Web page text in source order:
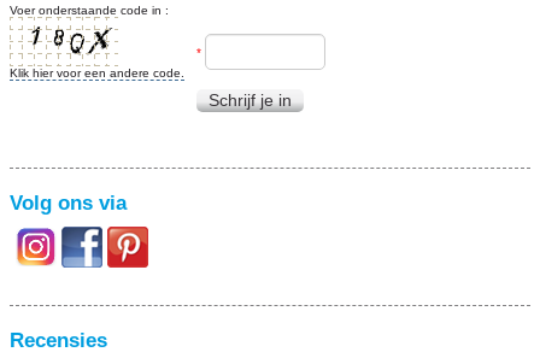
Voer onderstaande code in :
Klik hier voor een andere code.
*
Schrijf je in
Volg ons via
Recensies